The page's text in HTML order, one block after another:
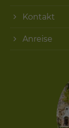
Kontakt
Anreise